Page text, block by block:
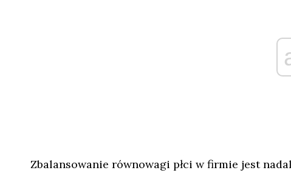
Zbalansowanie równowagi płci w firmie jest